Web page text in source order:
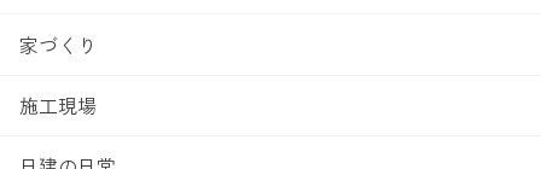
家づくり
施工現場